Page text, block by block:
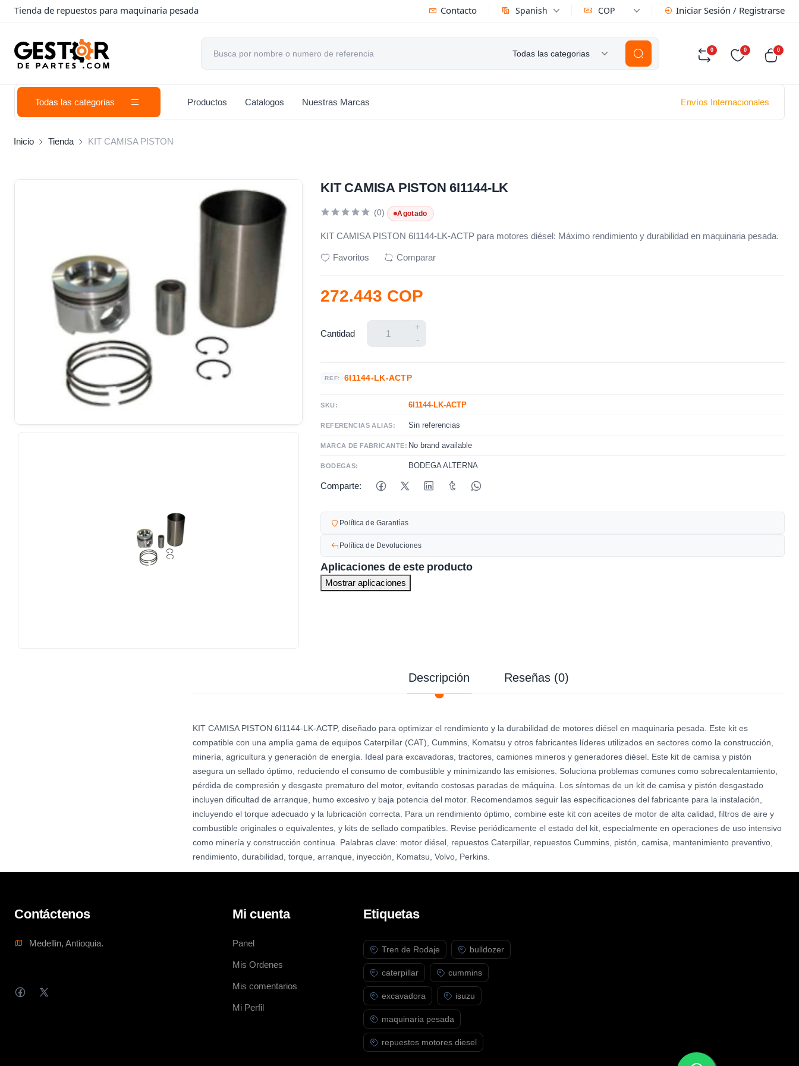
Tienda de repuestos para maquinaria pesada Contacto Spanish COP Iniciar Sesión / Registrarse
Todas las categorias 0 0 0
Todas las categorias Productos Catalogos Nuestras Marcas Envíos Internacionales
Inicio Tienda KIT CAMISA PISTON
KIT CAMISA PISTON 6I1144-LK
(0) Agotado
KIT CAMISA PISTON 6I1144-LK-ACTP para motores diésel: Máximo rendimiento y durabilidad en maquinaria pesada.
Favoritos Comparar
272.443 COP
Cantidad
+
-
REF: 6I1144-LK-ACTP
SKU: 6I1144-LK-ACTP
REFERENCIAS ALIAS: Sin referencias
MARCA DE FABRICANTE: No brand available
BODEGAS: BODEGA ALTERNA
Comparte:
Política de Garantías
Política de Devoluciones
Aplicaciones de este producto
Mostrar aplicaciones
Descripción Reseñas (0)
KIT CAMISA PISTON 6I1144-LK-ACTP, diseñado para optimizar el rendimiento y la durabilidad de motores diésel en maquinaria pesada. Este kit es
compatible con una amplia gama de equipos Caterpillar (CAT), Cummins, Komatsu y otros fabricantes líderes utilizados en sectores como la construcción,
minería, agricultura y generación de energía. Ideal para excavadoras, tractores, camiones mineros y generadores diésel. Este kit de camisa y pistón
asegura un sellado óptimo, reduciendo el consumo de combustible y minimizando las emisiones. Soluciona problemas comunes como sobrecalentamiento,
pérdida de compresión y desgaste prematuro del motor, evitando costosas paradas de máquina. Los síntomas de un kit de camisa y pistón desgastado
incluyen dificultad de arranque, humo excesivo y baja potencia del motor. Recomendamos seguir las especificaciones del fabricante para la instalación,
incluyendo el torque adecuado y la lubricación correcta. Para un rendimiento óptimo, combine este kit con aceites de motor de alta calidad, filtros de aire y
combustible originales o equivalentes, y kits de sellado compatibles. Revise periódicamente el estado del kit, especialmente en operaciones de uso intensivo
como minería y construcción continua. Palabras clave: motor diésel, repuestos Caterpillar, repuestos Cummins, pistón, camisa, mantenimiento preventivo,
rendimiento, durabilidad, torque, arranque, inyección, Komatsu, Volvo, Perkins.
Contáctenos
Medellin, Antioquia.
Mi cuenta
Panel
Mis Ordenes
Mis comentarios
Mi Perfil
Etiquetas
Tren de Rodaje bulldozer
caterpillar cummins
excavadora isuzu
maquinaria pesada
repuestos motores diesel